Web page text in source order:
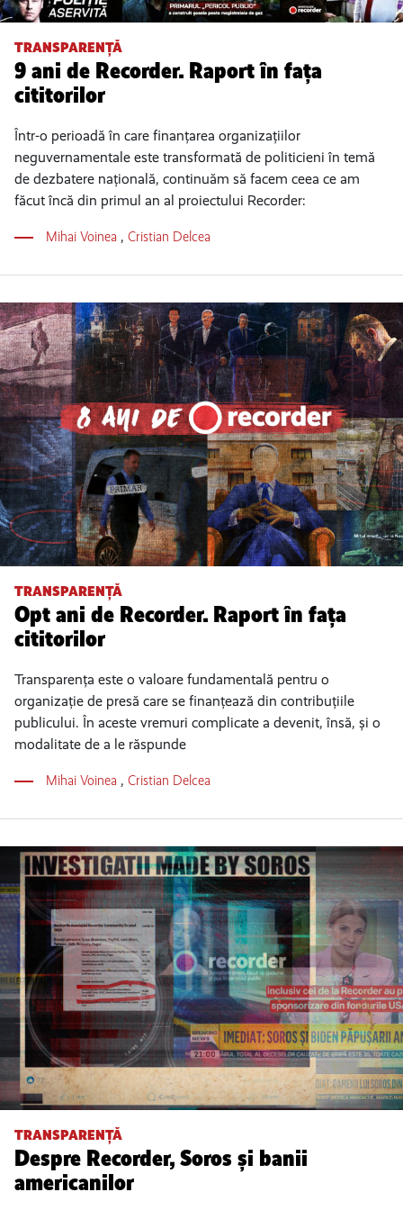
TRANSPARENȚĂ
9 ani de Recorder. Raport în fața
cititorilor
Într-o perioadă în care finanțarea organizațiilor
neguvernamentale este transformată de politicieni în temă
de dezbatere națională, continuăm să facem ceea ce am
făcut încă din primul an al proiectului Recorder:
Mihai Voinea , Cristian Delcea
TRANSPARENȚĂ
Opt ani de Recorder. Raport în fața
cititorilor
Transparența este o valoare fundamentală pentru o
organizație de presă care se finanțează din contribuțiile
publicului. În aceste vremuri complicate a devenit, însă, și o
modalitate de a le răspunde
Mihai Voinea , Cristian Delcea
TRANSPARENȚĂ
Despre Recorder, Soros și banii
americanilor